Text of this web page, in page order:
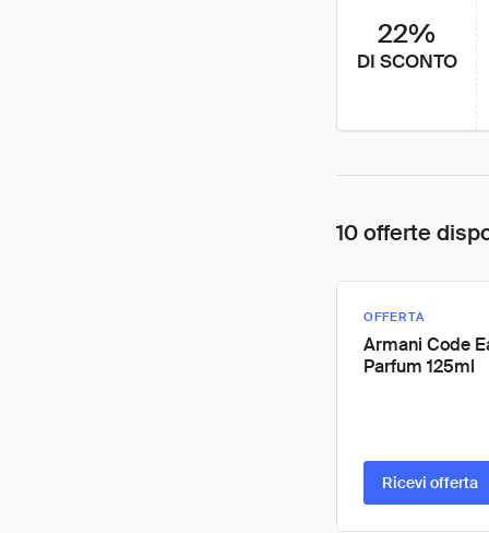
22%
DI SCONTO
10 offerte
OFFERTA
Armani Code
Parfum 125ml
Ricevi offerta